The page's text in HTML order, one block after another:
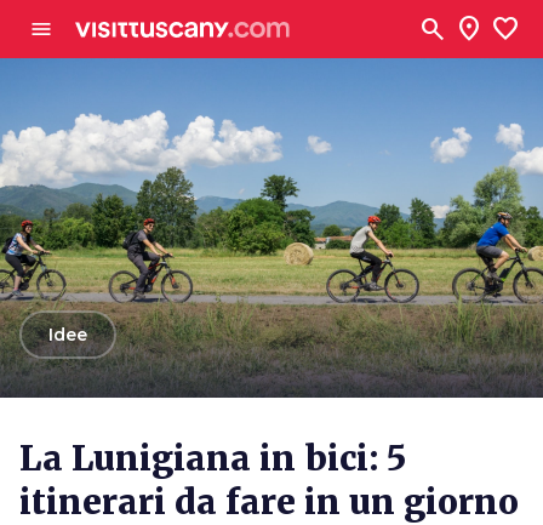
menu search location_on favorite
arrow_backIdee
La Lunigiana in bici: 5
itinerari da fare in un giorno